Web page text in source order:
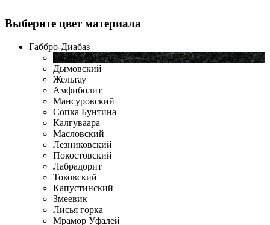
Выберите цвет материала
Габбро-Диабаз
Габбро-Диабаз
Дымовский
Жельтау
Амфиболит
Мансуровский
Сопка Бунтина
Калгуваара
Масловский
Лезниковский
Покостовский
Лабрадорит
Токовский
Капустинский
Змеевик
Лисья горка
Мрамор Уфалей